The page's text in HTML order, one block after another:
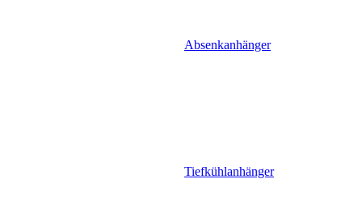
Absenkanhänger
Tiefkühlanhänger